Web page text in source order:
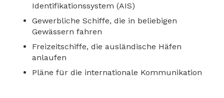
Identifikationssystem (AIS)
Gewerbliche Schiffe, die in beliebigen
Gewässern fahren
Freizeitschiffe, die ausländische Häfen
anlaufen
Pläne für die internationale Kommunikation